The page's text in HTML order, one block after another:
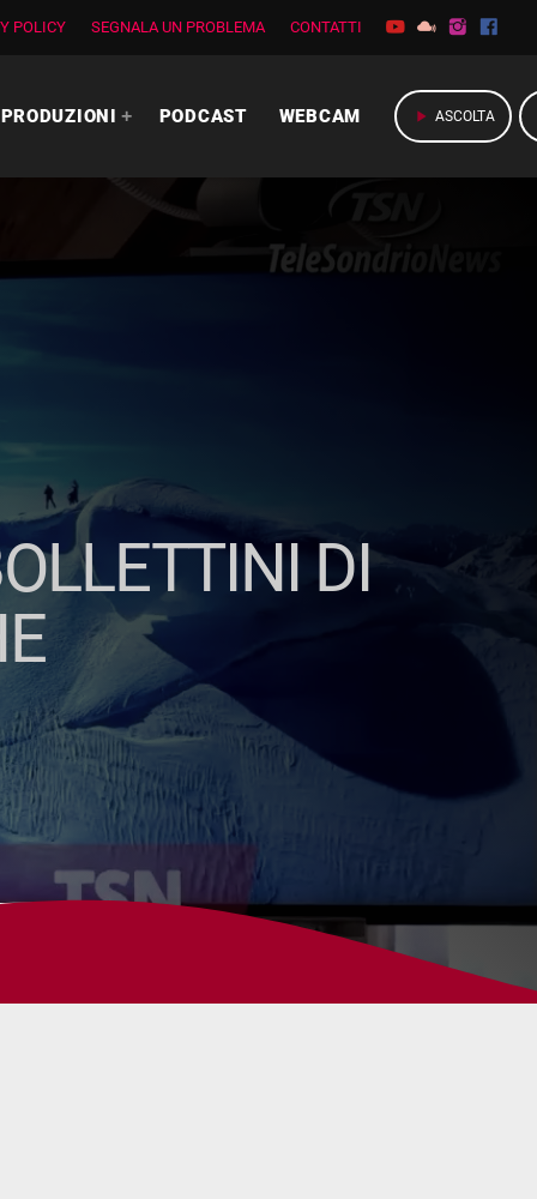
POLICY SEGNALA UN PROBLEMA CONTATTI
PRODUZIONI PODCAST WEBCAM play_arrow ASCOLTA
DI